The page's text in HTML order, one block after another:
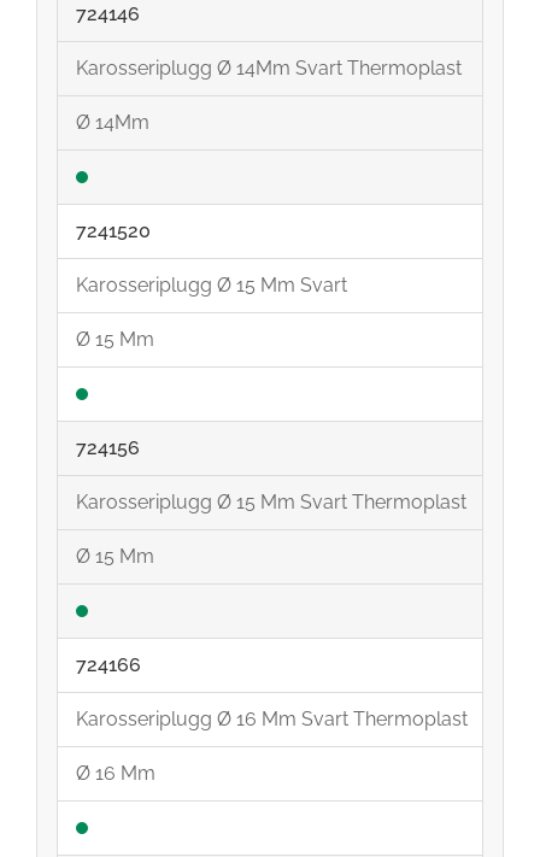
724146
Karosseriplugg Ø 14Mm Svart Thermoplast
Ø 14Mm
7241520
Karosseriplugg Ø 15 Mm Svart
Ø 15 Mm
724156
Karosseriplugg Ø 15 Mm Svart Thermoplast
Ø 15 Mm
724166
Karosseriplugg Ø 16 Mm Svart Thermoplast
Ø 16 Mm